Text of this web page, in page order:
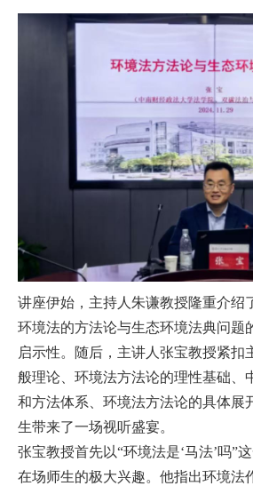
讲座伊始，主持人朱谦教授隆重介绍
环境法的方法论与生态环境法典问题
启示性。随后，主讲人张宝教授紧扣
般理论、环境法方法论的理性基础、
和方法体系、环境法方法论的具体展
生带来了一场视听盛宴。
张宝教授首先以“环境法是‘马法’吗”
在场师生的极大兴趣。他指出环境法